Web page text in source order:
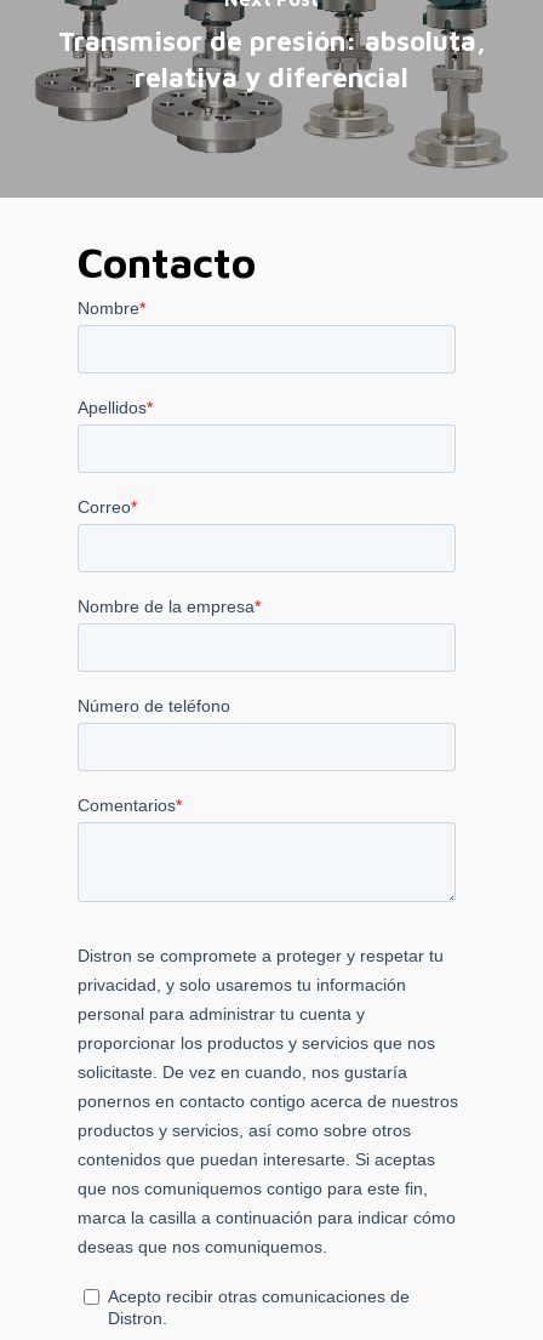
Transmisor de presión: absoluta,
relativa y diferencial
Contacto